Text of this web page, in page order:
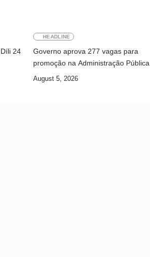
24
HEADLINE
Governo aprova 277 vagas para
promoção na Administração Pública
August 5, 2026